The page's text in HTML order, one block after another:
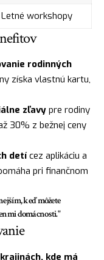
Letné workshopy
rodinných
získa vlastnú kartu,
zľavy pre rodiny
30% z bežnej ceny
detícez aplikáciu a
pri finančnom
keď môžete
domácnosti."
kde má